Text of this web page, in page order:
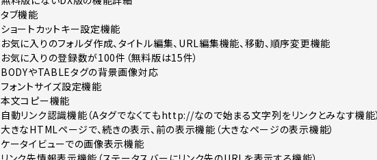
タブ機能
ショートカットキー設定機能
お気に入りのフォルダ作成、タイトル編集、URL編集機能、移動、順序変更機能
お気に入りの登録数が100件（無料版は15件）
BODYやTABLEタグの背景画像対応
フォントサイズ設定機能
本文コピー機能
自動リンク認識機能（Aタグでなくてもhttp://なので始まる文字列をリンクとみなす機能）
大きなHTMLページで、続きの表示、前の表示機能（大きなページの表示機能）
ケータイビューでの画像表示機能